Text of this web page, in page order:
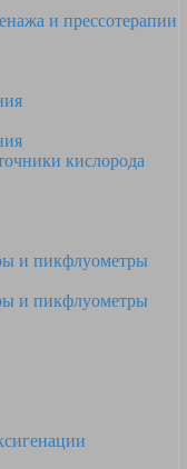
и прессотерапии
кислорода
и пикфлуометры
и пикфлуометры